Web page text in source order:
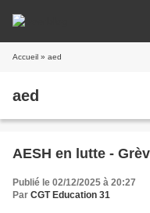
Accueil » aed
aed
AESH en lutte -
Publié le 02/12/2025 à 20:27
Par CGT Education 31